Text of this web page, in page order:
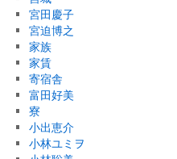
宮田慶子
宮迫博之
家族
家賃
寄宿舎
富田好美
寮
小出恵介
小林ユミヲ